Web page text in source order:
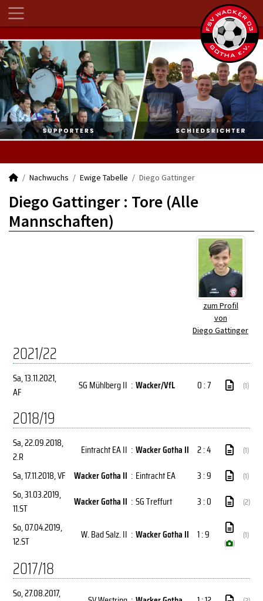
Nachwuchs Ewige Tabelle Diego Gattinger
Diego Gattinger : Tore (Alle
Mannschaften)
zum Profil
von
Diego Gattinger
2021/22
Sa, 13.11.2021,
AF
SG Mühlberg II : Wacker/VfL 0 : 7 (1)
2018/19
Sa, 22.09.2018,
2.R
Eintracht EA II : Wacker Gotha II 2 : 4 (1)
Sa, 17.11.2018, VF Wacker Gotha II : Eintracht EA 3 : 9 (1)
So, 31.03.2019,
11.ST
Wacker Gotha II : SG Treffurt 3 : 0 (2)
So, 07.04.2019,
12.ST
W. Bad Salz. II : Wacker Gotha II 1 : 9
( )
(1)
2017/18
So, 27.08.2017,